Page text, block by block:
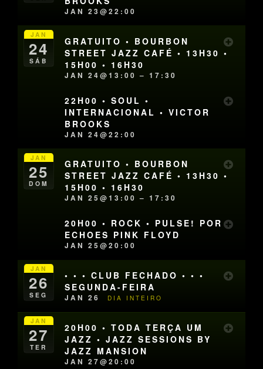
JAN 23@22:00
JAN
24
SÁB
GRATUITO • BOURBON
STREET JAZZ CAFÉ • 13H30 •
15H00 • 16H30
JAN 24@13:00 – 17:30
22H00 • SOUL •
INTERNACIONAL • VICTOR
BROOKS
JAN 24@22:00
JAN
25
DOM
GRATUITO • BOURBON
STREET JAZZ CAFÉ • 13H30 •
15H00 • 16H30
JAN 25@13:00 – 17:30
20H00 • ROCK • PULSE! POR
ECHOES PINK FLOYD
JAN 25@20:00
JAN
26
SEG
• • • CLUB FECHADO • • •
SEGUNDA-FEIRA
JAN 26 DIA INTEIRO
JAN
27
TER
20H00 • TODA TERÇA UM
JAZZ • JAZZ SESSIONS BY
JAZZ MANSION
JAN 27@20:00